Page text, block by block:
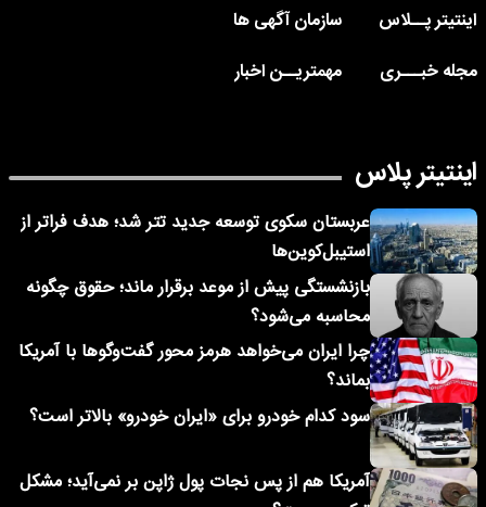
اینتیتر پــلاس
سازمان آگهی ها
مجله خبـــری
مهمتریــن اخبار
اینتیتر پلاس
عربستان سکوی توسعه جدید تتر شد؛ هدف فراتر از
استیبل‌کوین‌ها
بازنشستگی پیش از موعد برقرار ماند؛ حقوق چگونه
محاسبه می‌شود؟
چرا ایران می‌خواهد هرمز محور گفت‌وگوها با آمریکا
بماند؟
سود کدام خودرو برای «ایران خودرو» بالاتر است؟
آمریکا هم از پس نجات پول ژاپن بر نمی‌آید؛ مشکل